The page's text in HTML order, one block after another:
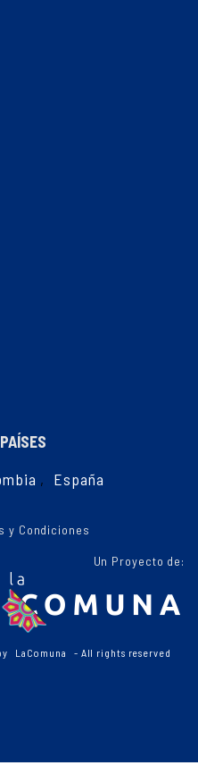
, España
y Condiciones
Un Proyecto de:
LaComuna - All rights reserved